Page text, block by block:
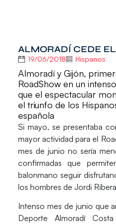
ALMORADÍ CEDE
19/06/2018 Hispanos
Almoradí y Gijón,
RoadShow en un
que el espectacular
el triunfo de los
española
Si mayo, se presentaba
mayor actividad para el
mes de junio no sería
confirmadas que
balonmano seguir
los hombres de Jordi
Intenso mes de junio que
Deporte Almoradí